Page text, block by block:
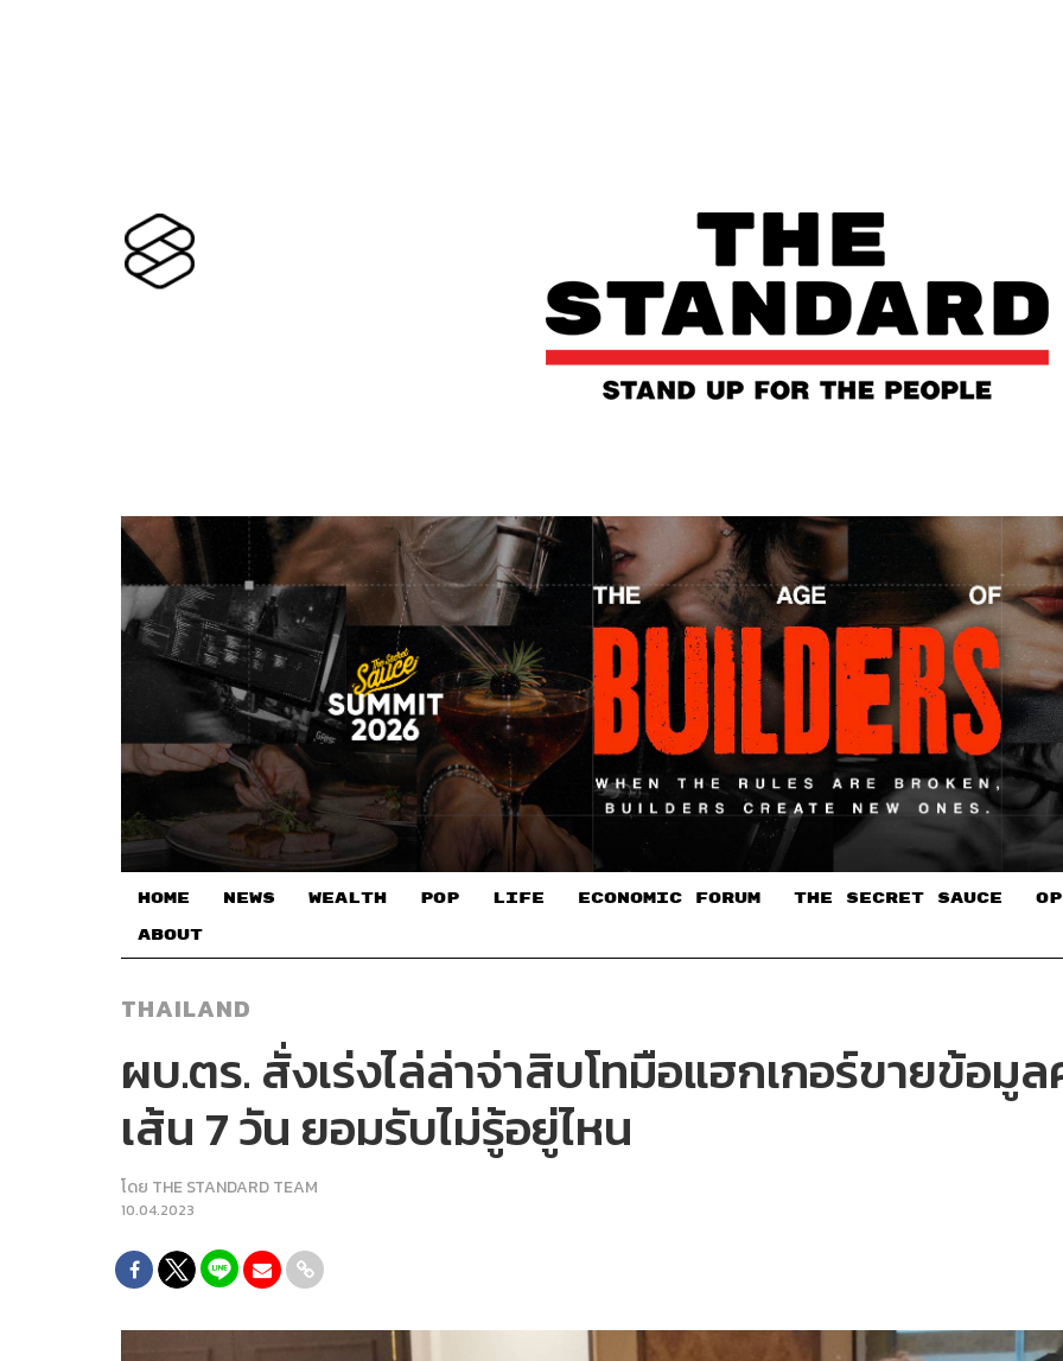
HOME NEWS WEALTH POP LIFE ECONOMIC FORUM THE SECRET SAUCE​
ABOUT
THAILAND
ผบ.ตร. สั่งเร่งไล่ล่าจ่าสิบโทมือแฮกเกอร์ขายข้อมู
เส้น 7 วัน ยอมรับไม่รู้อยู่ไหน
โดย THE STANDARD TEAM
10.04.2023